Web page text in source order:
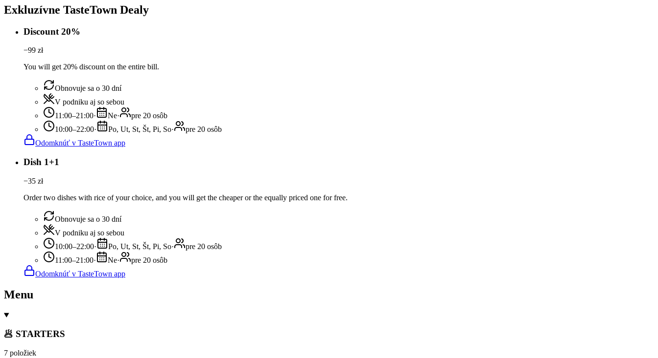
Exkluzívne TasteTown Dealy
Discount 20%
−99 zł
You will get 20% discount on the entire bill.
Obnovuje sa o 30 dní
V podniku aj so sebou
11:00–21:00· Ne·
pre 20 osôb
10:00–22:00· Po, Ut, St, Št, Pi, So·
pre 20 osôb
Odomknúť v TasteTown app
Dish 1+1
−35 zł
Order two dishes with rice of your choice, and you will get the cheaper or the equally priced one for free.
Obnovuje sa o 30 dní
V podniku aj so sebou
10:00–22:00· Po, Ut, St, Št, Pi, So·
pre 20 osôb
11:00–21:00· Ne·
pre 20 osôb
Odomknúť v TasteTown app
Menu
🥟 STARTERS
7 položiek